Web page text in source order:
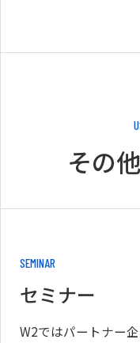
その
SEMINAR
セミナー
W2ではパートナー